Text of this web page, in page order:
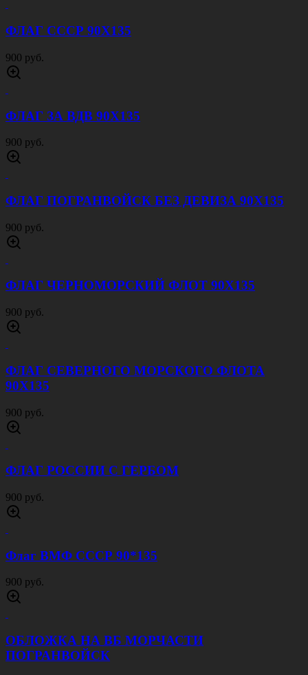
ФЛАГ СССР 90Х135
900 руб.
ФЛАГ ЗА ВДВ 90Х135
900 руб.
ФЛАГ ПОГРАНВОЙСК БЕЗ ДЕВИЗА 90Х135
900 руб.
ФЛАГ ЧЕРНОМОРСКИЙ ФЛОТ 90Х135
900 руб.
ФЛАГ СЕВЕРНОГО МОРСКОГО ФЛОТА
90Х135
900 руб.
ФЛАГ РОССИИ С ГЕРБОМ
900 руб.
Флаг ВМФ СССР 90*135
900 руб.
ОБЛОЖКА НА ВБ МОРЧАСТИ
ПОГРАНВОЙСК